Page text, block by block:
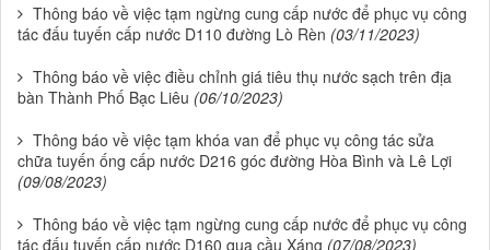
Thông báo về việc tạm ngừng cung cấp nước để phục vụ công
tác đấu tuyến cấp nước D110 đường Lò Rèn (03/11/2023)
Thông báo về việc điều chỉnh giá tiêu thụ nước sạch trên địa
bàn Thành Phố Bạc Liêu (06/10/2023)
Thông báo về việc tạm khóa van để phục vụ công tác sửa
chữa tuyến ống cấp nước D216 góc đường Hòa Bình và Lê Lợi
(09/08/2023)
Thông báo về việc tạm ngừng cung cấp nước để phục vụ công
tác đấu tuyến cấp nước D160 qua cầu Xáng (07/08/2023)